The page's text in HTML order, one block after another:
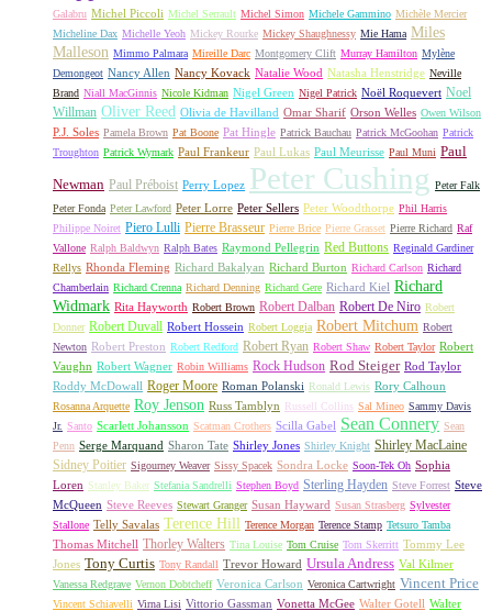
Galabru Michel Piccoli Michel Serrault Michel Simon Michele Gammino Michèle Mercier
Micheline Dax Michelle Yeoh Mickey Rourke Mickey Shaughnessy Mie Hama Miles
Malleson Mimmo Palmara Mireille Darc Montgomery Clift Murray Hamilton Mylène
Demongeot Nancy Allen Nancy Kovack Natalie Wood Natasha Henstridge Neville
Brand Niall MacGinnis Nicole Kidman Nigel Green Nigel Patrick Noël Roquevert Noel
Willman Oliver Reed Olivia de Havilland Omar Sharif Orson Welles Owen Wilson
P.J. Soles Pamela Brown Pat Boone Pat Hingle Patrick Bauchau Patrick McGoohan Patrick
Troughton Patrick Wymark Paul Frankeur Paul Lukas Paul Meurisse Paul Muni Paul
Newman Paul Préboist Perry Lopez Peter Cushing Peter Falk
Peter Fonda Peter Lawford Peter Lorre Peter Sellers Peter Woodthorpe Phil Harris
Philippe Noiret Piero Lulli Pierre Brasseur Pierre Brice Pierre Grasset Pierre Richard Raf
Vallone Ralph Baldwyn Ralph Bates Raymond Pellegrin Red Buttons Reginald Gardiner
Rellys Rhonda Fleming Richard Bakalyan Richard Burton Richard Carlson Richard
Chamberlain Richard Crenna Richard Denning Richard Gere Richard Kiel Richard
Widmark Rita Hayworth Robert Brown Robert Dalban Robert De Niro Robert
Donner Robert Duvall Robert Hossein Robert Loggia Robert Mitchum Robert
Newton Robert Preston Robert Redford Robert Ryan Robert Shaw Robert Taylor Robert
Vaughn Robert Wagner Robin Williams Rock Hudson Rod Steiger Rod Taylor
Roddy McDowall Roger Moore Roman Polanski Ronald Lewis Rory Calhoun
Rosanna Arquette Roy Jenson Russ Tamblyn Russell Collins Sal Mineo Sammy Davis
Jr. Santo Scarlett Johansson Scatman Crothers Scilla Gabel Sean Connery Sean
Penn Serge Marquand Sharon Tate Shirley Jones Shirley Knight Shirley MacLaine
Sidney Poitier Sigourney Weaver Sissy Spacek Sondra Locke Soon-Tek Oh Sophia
Loren Stanley Baker Stefania Sandrelli Stephen Boyd Sterling Hayden Steve Forrest Steve
McQueen Steve Reeves Stewart Granger Susan Hayward Susan Strasberg Sylvester
Stallone Telly Savalas Terence Hill Terence Morgan Terence Stamp Tetsuro Tamba
Thomas Mitchell Thorley Walters Tina Louise Tom Cruise Tom Skerritt Tommy Lee
Jones Tony Curtis Tony Randall Trevor Howard Ursula Andress Val Kilmer
Vanessa Redgrave Vernon Dobtcheff Veronica Carlson Veronica Cartwright Vincent Price
Vincent Schiavelli Virna Lisi Vittorio Gassman Vonetta McGee Walter Gotell Walter